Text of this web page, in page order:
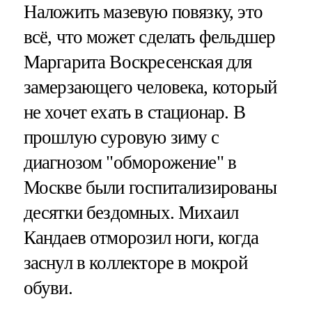
Наложить мазевую повязку, это
всё, что может сделать фельдшер
Маргарита Воскресенская для
замерзающего человека, который
не хочет ехать в стационар. В
прошлую суровую зиму с
диагнозом "обморожение" в
Москве были госпитализированы
десятки бездомных. Михаил
Кандаев отморозил ноги, когда
заснул в коллекторе в мокрой
обуви.